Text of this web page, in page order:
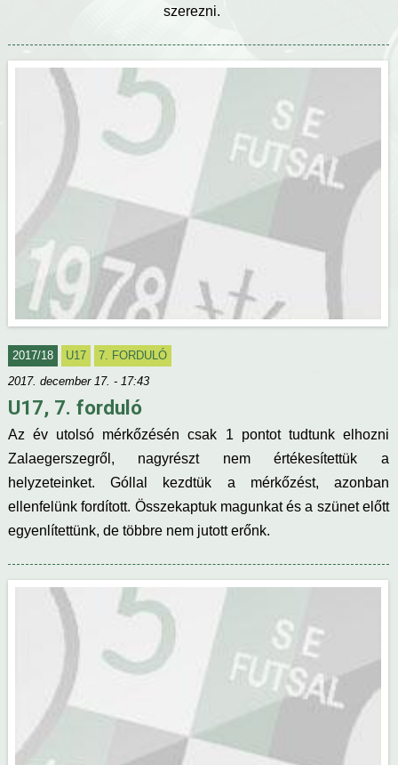
l
szerezni.
2017/18 U17
7. FORDULÓ
2017. december 17. - 17:43
U17, 7. forduló
Az év utolsó mérkőzésén csak 1 pontot tudtunk elhozni
Zalaegerszegről, nagyrészt nem értékesítettük a
helyzeteinket. Góllal kezdtük a mérkőzést, azonban
ellenfelünk fordított. Összekaptuk magunkat és a szünet előtt
egyenlítettünk, de többre nem jutott erőnk.